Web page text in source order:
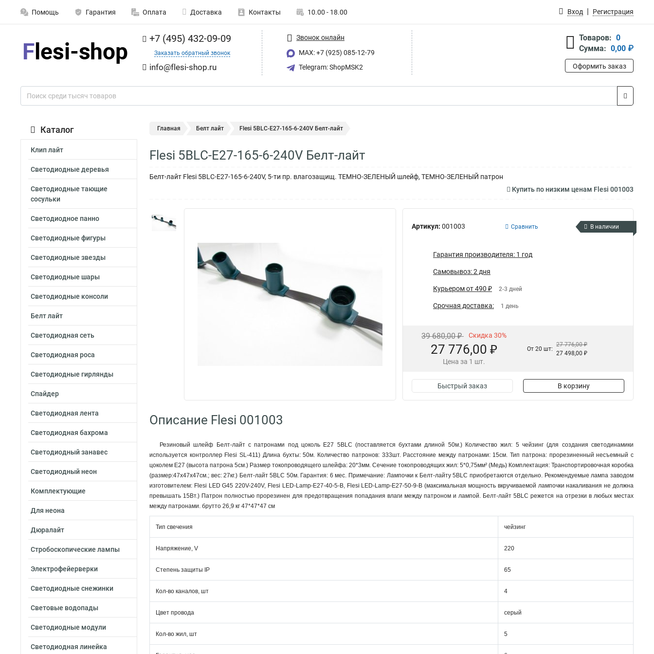
Помощь Гарантия Оплата Доставка Контакты 10.00 - 18.00 Вход Регистрация
+7 (495) 432-09-09
Заказать обратный звонок
info@flesi-shop.ru
Звонок онлайн
MAX: +7 (925) 085-12-79
Telegram: ShopMSK2
Товаров: 0
Сумма: 0,00 ₽
Оформить заказ
Каталог
Клип лайт
Светодиодные деревья
Светодиодные тающие
сосульки
Светодиодное панно
Светодиодные фигуры
Светодиодные звезды
Светодиодные шары
Светодиодные консоли
Белт лайт
Светодиодная сеть
Светодиодная роса
Светодиодные гирлянды
Спайдер
Светодиодная лента
Светодиодная бахрома
Светодиодный занавес
Светодиодный неон
Комплектующие
Для неона
Дюралайт
Стробоскопические лампы
Электрофейерверки
Светодиодные снежинки
Световые водопады
Светодиодные модули
Светодиодная линейка
Главная Белт лайт Flesi 5BLС-E27-165-6-240V Белт-лайт
Flesi 5BLС-E27-165-6-240V Белт-лайт
Белт-лайт Flesi 5BLС-E27-165-6-240V, 5-ти пр. влагозащищ. ТЕМНО-ЗЕЛЕНЫЙ шлейф, ТЕМНО-ЗЕЛЕНЫЙ патрон
Купить по низким ценам Flesi 001003
Артикул: 001003 Сравнить В наличии
Гарантия производителя: 1 год
Самовывоз: 2 дня
Курьером от 490 ₽ 2-3 дней
Срочная доставка: 1 день
39 680,00 ₽ Скидка 30%
27 776,00 ₽
Цена за 1 шт.
От 20 шт:
27 776,00 ₽
27 498,00 ₽
Быстрый заказ В корзину
Описание Flesi 001003
Резиновый шлейф Белт-лайт с патронами под цоколь E27 5BLC (поставляется бухтами длиной 50м.) Количество жил: 5 чейзинг (для создания светодинамики
используется контроллер Flesi SL-411) Длина бухты: 50м. Количество патронов: 333шт. Расстояние между патронами: 15см. Тип патрона: прорезиненный несъемный с
цоколем Е27 (высота патрона 5см.) Размер токопроводящего шлейфа: 20*3мм. Сечение токопроводящих жил: 5*0,75мм² (Медь) Комплектация: Транспортировочная коробка
(размер:47х47х47см.; вес: 27кг.) Белт-лайт 5BLC 50м. Гарантия: 6 мес. Примечание: Лампочки к Белт-лайту 5BLC приобретаются отдельно. Рекомендуемые лампа заводом
изготовителем: Flesi LED G45 220V-240V, Flesi LED-Lamp-E27-40-5-B, Flesi LED-Lamp-E27-50-9-B (максимальная мощность вкручиваемой лампочки накаливания не должна
превышать 15Вт.) Патрон полностью прорезинен для предотвращения попадания влаги между патроном и лампой. Белт-лайт 5BLC режется на отрезки в любых местах
между патронами. брутто 26,9 кг 47*47*47 см
Тип свечения чейзинг
Напряжение, V 220
Степень защиты IP 65
Кол-во каналов, шт 4
Цвет провода серый
Кол-во жил, шт 5